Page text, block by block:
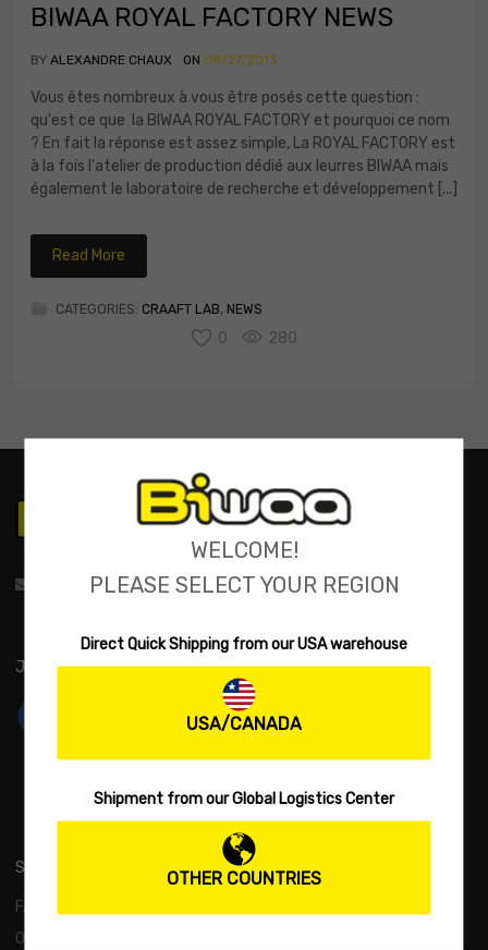
BIWAA ROYAL FACTORY NEWS
BY ALEXANDRE CHAUX ON 08/27/2013
Vous êtes nombreux à vous être posés cette question :
qu'est ce que la BIWAA ROYAL FACTORY et pourquoi ce nom
? En fait la réponse est assez simple, La ROYAL FACTORY est
à la fois l'atelier de production dédié aux leurres BIWAA mais
également le laboratoire de recherche et développement [...]
Read More
CATEGORIES: CRAAFT LAB, NEWS
0 280
support@biwaa.com
JOIN US:
SUPPORT
FAQs
Order and Payment
WELCOME!
PLEASE SELECT YOUR REGION
Direct Quick Shipping from our USA warehouse
USA/CANADA
Shipment from our Global Logistics Center
OTHER COUNTRIES